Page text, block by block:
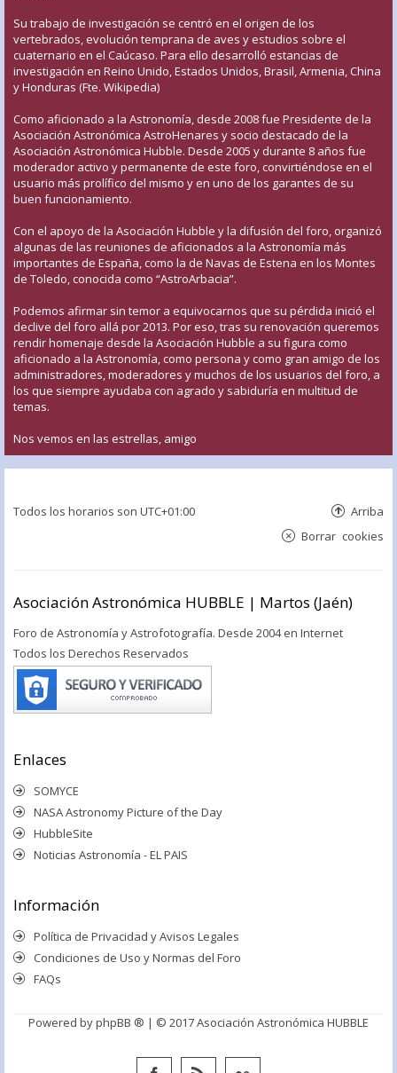
Su trabajo de investigación se centró en el origen de los
vertebrados, evolución temprana de aves y estudios sobre el
cuaternario en el Caúcaso. Para ello desarrolló estancias de
investigación en Reino Unido, Estados Unidos, Brasil, Armenia, China
y Honduras (Fte. Wikipedia)
Como aficionado a la Astronomía, desde 2008 fue Presidente de la
Asociación Astronómica AstroHenares y socio destacado de la
Asociación Astronómica Hubble. Desde 2005 y durante 8 años fue
moderador activo y permanente de este foro, convirtiéndose en el
usuario más prolífico del mismo y en uno de los garantes de su
buen funcionamiento.
Con el apoyo de la Asociación Hubble y la difusión del foro, organizó
algunas de las reuniones de aficionados a la Astronomía más
importantes de España, como la de Navas de Estena en los Montes
de Toledo, conocida como “AstroArbacia”.
Podemos afirmar sin temor a equivocarnos que su pérdida inició el
declive del foro allá por 2013. Por eso, tras su renovación queremos
rendir homenaje desde la Asociación Hubble a su figura como
aficionado a la Astronomía, como persona y como gran amigo de los
administradores, moderadores y muchos de los usuarios del foro, a
los que siempre ayudaba con agrado y sabiduría en multitud de
temas.
Nos vemos en las estrellas, amigo
Todos los horarios son UTC+01:00 Arriba
Borrar cookies
Asociación Astronómica HUBBLE | Martos (Jaén)
Foro de Astronomía y Astrofotografía. Desde 2004 en Internet
Todos los Derechos Reservados
Enlaces
SOMYCE
NASA Astronomy Picture of the Day
HubbleSite
Noticias Astronomía - EL PAIS
Información
Política de Privacidad y Avisos Legales
Condiciones de Uso y Normas del Foro
FAQs
Powered byphpBB ® | © 2017 Asociación Astronómica HUBBLE